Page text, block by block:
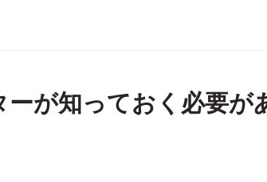
が知っておく必要が